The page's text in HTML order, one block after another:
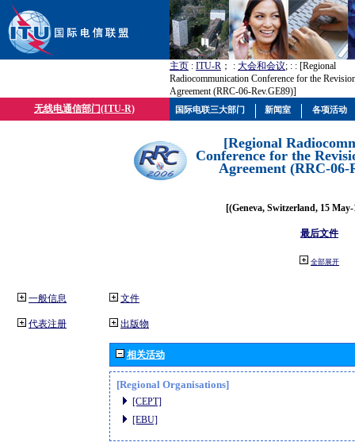
主页 : ITU-R ； : 大会和会议; : : [Regional
Radiocommunication Conference for the
Agreement (RRC-06-Rev.GE89)]
无线电通信部门(ITU-R)
[Regional
Conference for the
Agreement (RRC-06-
[(Geneva, Switzerland, 15
最后文件
全部展开
一般信息
代表注册
文件
出版物
相关活动
[Regional Organisations]
[CEPT]
[EBU]
国际电联三大部门 新闻室 各项活动